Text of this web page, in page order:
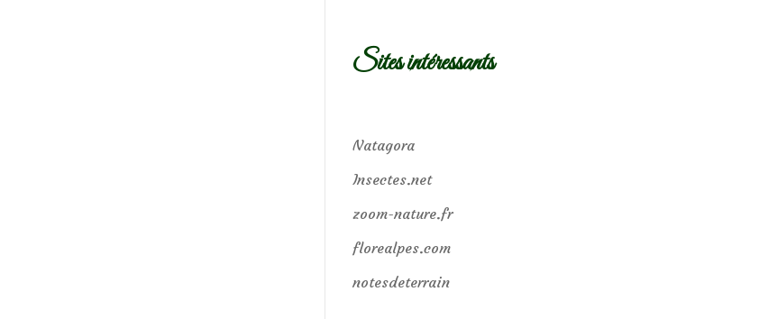
Sites intéressants
Natagora
Insectes.net
zoom-nature.fr
florealpes.com
notesdeterrain